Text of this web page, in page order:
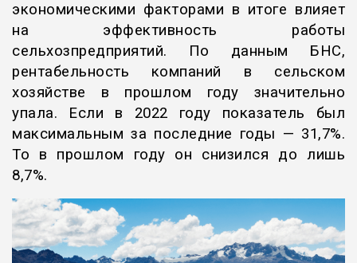
экономическими факторами в итоге влияет
на эффективность работы
сельхозпредприятий. По данным БНС,
рентабельность компаний в сельском
хозяйстве в прошлом году значительно
упала. Если в 2022 году показатель был
максимальным за последние годы — 31,7%.
То в прошлом году он снизился до лишь
8,7%.